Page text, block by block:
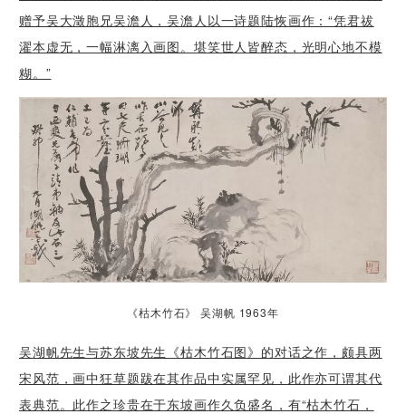
赠予吴大澂胞兄吴澹人，吴澹人以一诗题陆恢画作：“凭君祓
濯本虚无，一幅淋漓入画图。堪笑世人皆醉态，光明心地不模
糊。”
《枯木竹石》 吴湖帆 1963年
吴湖帆先生与苏东坡先生《枯木竹石图》的对话之作，颇具两
宋风范，画中狂草题跋在其作品中实属罕见，此作亦可谓其代
表典范。此作之珍贵在于东坡画作久负盛名，有“枯木竹石，